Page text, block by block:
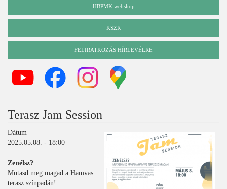
HBPMK webshop
KSZR
FELIRATKOZÁS HÍRLEVÉLRE
Terasz Jam Session
Dátum
2025.05.08. - 18:00
Zenélsz?
Mutasd meg magad a Hamvas
terasz színpadán!